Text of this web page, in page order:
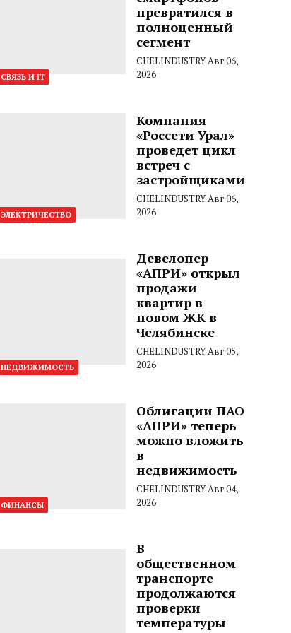
СВЯЗЬ И IT
превратился в
полноценный
сегмент
CHELINDUSTRYАвг 06,
2026
ЭЛЕКТРИЧЕСТВО
Компания
«Россети Урал»
проведет цикл
встреч с
застройщиками
CHELINDUSTRYАвг 06,
2026
НЕДВИЖИМОСТЬ
Девелопер
«АПРИ» открыл
продажи
квартир в
новом ЖК в
Челябинске
CHELINDUSTRYАвг 05,
2026
ФИНАНСЫ
Облигации ПАО
«АПРИ» теперь
можно вложить
в
недвижимость
CHELINDUSTRYАвг 04,
2026
В
общественном
транспорте
продолжаются
проверки
температуры